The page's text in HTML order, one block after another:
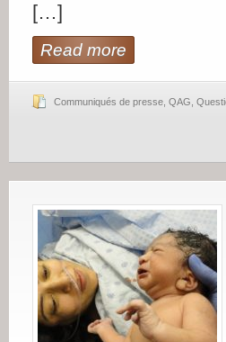
[…]
Read more
Communiqués de presse QAG